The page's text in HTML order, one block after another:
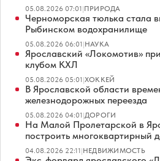
05.08.2026 07:01|ПРИРОДА
Черноморская тюлька стала
Рыбинском водохранилище
05.08.2026 06:01|НАУКА
Ярославский «Локомотив»
клубом КХЛ
05.08.2026 05:01|ХОККЕЙ
В Ярославской области
железнодорожных переезда
05.08.2026 04:01|ДОРОГИ
На Малой Пролетарской в
построить многоквартирный
04.08.2026 22:11|НЕДВИЖИМОСТЬ